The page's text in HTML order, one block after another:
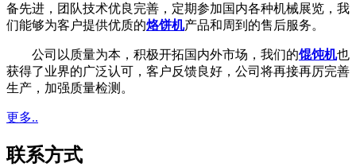
备先进，团队技术优良完善，定期参加国内各种机械展览，我
们能够为客户提供优质的烙饼机产品和周到的售后服务。
公司以质量为本，积极开拓国内外市场，我们的馄饨机也
获得了业界的广泛认可，客户反馈良好，公司将再接再厉完善
生产，加强质量检测。
更多..
联系方式